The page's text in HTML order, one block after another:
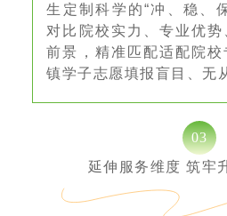
生定制科学的“冲、稳、
对比院校实力、专业优
前景，精准匹配适配院
镇学子志愿填报盲目、无
03
延伸服务维度 筑牢